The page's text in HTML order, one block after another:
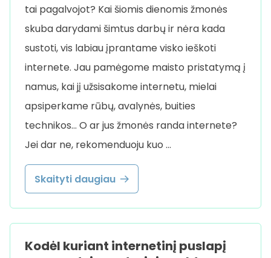
tai pagalvojot? Kai šiomis dienomis žmonės
skuba darydami šimtus darbų ir nėra kada
sustoti, vis labiau įprantame visko ieškoti
internete. Jau pamėgome maisto pristatymą į
namus, kai jį užsisakome internetu, mielai
apsiperkame rūbų, avalynės, buities
technikos… O ar jus žmonės randa internete?
Jei dar ne, rekomenduoju kuo …
Skaityti daugiau
Kodėl kuriant internetinį puslapį